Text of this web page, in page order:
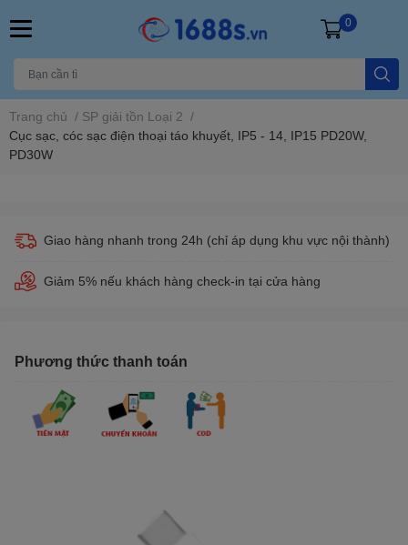
0
Trang chủ / SP giải tồn Loại 2 /
Cục sạc, cóc sạc điện thoại táo khuyết, IP5 - 14, IP15 PD20W,
PD30W
Giao hàng nhanh trong 24h (chỉ áp dụng khu vực nội thành)
Giảm 5% nếu khách hàng check-in tại cửa hàng
Phương thức thanh toán